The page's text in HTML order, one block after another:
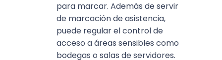
para marcar. Además de servir
de marcación de asistencia,
puede regular el control de
acceso a áreas sensibles como
bodegas o salas de servidores.